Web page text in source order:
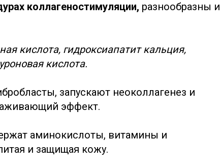
коллагеностимуляции, разнообразны и
кислота, гидроксиапатит кальция,
кислота.
запускают неоколлагенез и
эффект.
аминокислоты, витамины и
и защищая кожу.